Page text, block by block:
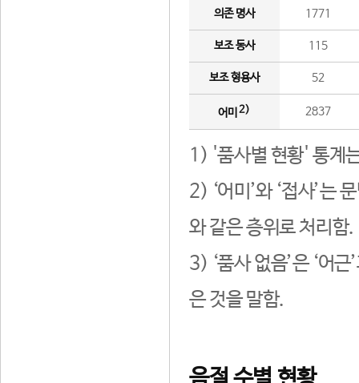
의존 명사 1771
보조 동사 115
보조 형용사 52
어미 2) 2837
1) '품사별 현황' 통계
2) ‘어미’와 ‘접사’는
와 같은 층위로 처리함.
3) ‘품사 없음’은 ‘어
은 것을 말함.